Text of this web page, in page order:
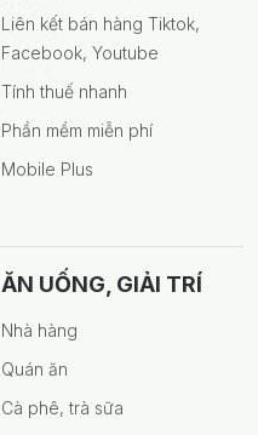
Liên kết bán hàng Tiktok,
Facebook, Youtube
Tính thuế nhanh
Phần mềm miễn phí
Mobile Plus
ĂN UỐNG, GIẢI TRÍ
Nhà hàng
Quán ăn
Cà phê, trà sữa